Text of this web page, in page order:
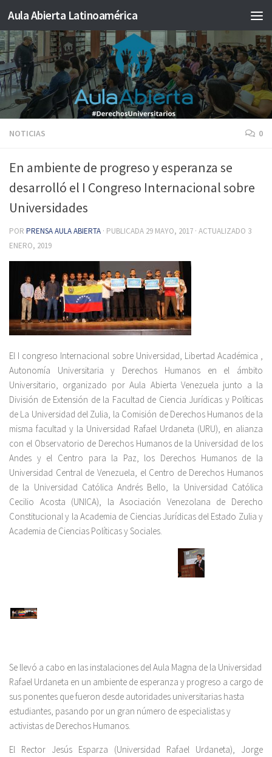
Saltar al contenido
Aula Abierta Latinoamérica
NOTICIAS 0
En ambiente de progreso y esperanza se
desarrolló el I Congreso Internacional sobre
Universidades
POR PRENSA AULA ABIERTA · PUBLICADA 29 MAYO, 2017 · ACTUALIZADO 3
ENERO, 2019
El I congreso Internacional sobre Universidad, Libertad Académica ,
Autonomía Universitaria y Derechos Humanos en el ámbito
Universitario, organizado por Aula Abierta Venezuela junto a la
División de Extensión de la Facultad de Ciencia Jurídicas y Políticas
de La Universidad del Zulia, la Comisión de Derechos Humanos de la
misma facultad y la Universidad Rafael Urdaneta (URU), en alianza
con el Observatorio de Derechos Humanos de la Universidad de los
Andes y el Centro para la Paz, los Derechos Humanos de la
Universidad Central de Venezuela, el Centro de Derechos Humanos
de la Universidad Católica Andrés Bello, la Universidad Católica
Cecilio Acosta (UNICA), la Asociación Venezolana de Derecho
Constitucional y la Academia de Ciencias Jurídicas del Estado Zulia y
Academia de Ciencias Políticas y Sociales.
Se llevó a cabo en las instalaciones del Aula Magna de la Universidad
Rafael Urdaneta en un ambiente de esperanza y progreso a cargo de
sus ponentes que fueron desde autoridades universitarias hasta
estudiantes, pasando por un gran número de especialistas y
activistas de Derechos Humanos.
El Rector Jesús Esparza (Universidad Rafael Urdaneta), Jorge